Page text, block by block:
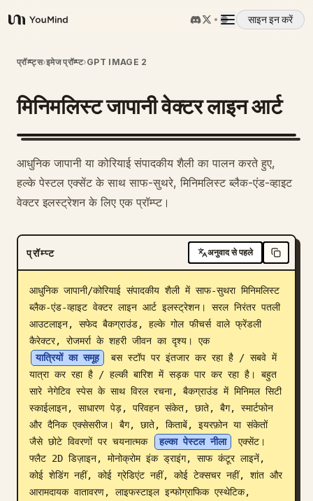
YouMind
साइन इन करें
अवलोकन
उपयोग के मामले
प्रॉम्प्ट
मूल्य निर्धारण
डाउनलोड
ब्लॉग
अपडेट
प्रॉम्प्ट्स›इमेज प्रॉम्प्ट›GPT IMAGE 2
मिनिमलिस्ट जापानी वेक्टर लाइन आर्ट
आधुनिक जापानी या कोरियाई संपादकीय शैली का पालन करते हुए,
हल्के पेस्टल एक्सेंट के साथ साफ-सुथरे, मिनिमलिस्ट ब्लैक-एंड-व्हाइट
वेक्टर इलस्ट्रेशन के लिए एक प्रॉम्प्ट।
प्रॉम्प्ट अनुवाद से पहले
आधुनिक जापानी/कोरियाई संपादकीय शैली में साफ-सुथरा मिनिमलिस्ट
ब्लैक-एंड-व्हाइट वेक्टर लाइन आर्ट इलस्ट्रेशन। सरल निरंतर पतली
आउटलाइन, सफेद बैकग्राउंड, हल्के गोल फीचर्स वाले फ्रेंडली
कैरेक्टर, रोजमर्रा के शहरी जीवन का दृश्य। एक
यात्रियों का समूह
बस स्टॉप पर इंतजार कर रहा है / सबवे में
यात्रा कर रहा है / हल्की बारिश में सड़क पार कर रहा है। बहुत
सारे नेगेटिव स्पेस के साथ विरल रचना, बैकग्राउंड में मिनिमल सिटी
स्काईलाइन, साधारण पेड़, परिवहन संकेत, छाते, बैग, स्मार्टफोन
और दैनिक एक्सेसरीज। बैग, छाते, किताबें, इयरफ़ोन या संकेतों
जैसे छोटे विवरणों पर चयनात्मक
हल्का पेस्टल नीला
एक्सेंट।
फ्लैट 2D डिज़ाइन, मोनोक्रोम इंक ड्राइंग, साफ कंटूर लाइनें,
कोई शेडिंग नहीं, कोई ग्रेडिएंट नहीं, कोई टेक्सचर नहीं, शांत और
आरामदायक वातावरण, लाइफस्टाइल इन्फोग्राफिक एस्थेटिक,